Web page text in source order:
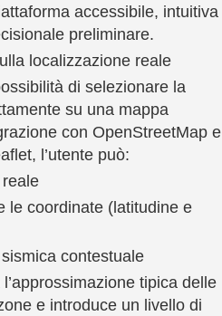
accessibile, intuitiva
preliminare.
localizzazione reale
di selezionare la
su una mappa
con OpenStreetMap e
l’utente può:
le coordinate (latitudine e
contestuale
tipica delle
e introduce un livello di